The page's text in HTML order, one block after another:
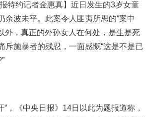
约记者金惠真】近日发生的3岁女童
波未平。此案令人匪夷所思的“案中
外，真正的外孙女人在何处，是生是死
施暴者的残忍，一面感慨“这是不是已
《中央日报》14日以此为题报道称，